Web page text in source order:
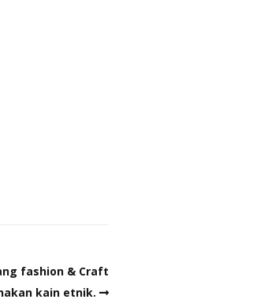
fashion & Craft
kain etnik.